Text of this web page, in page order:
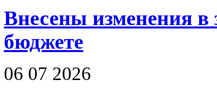
Внесены изменения в
бюджете
06 07 2026